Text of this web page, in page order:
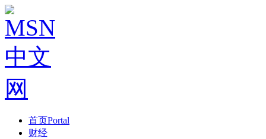
首页Portal
财经